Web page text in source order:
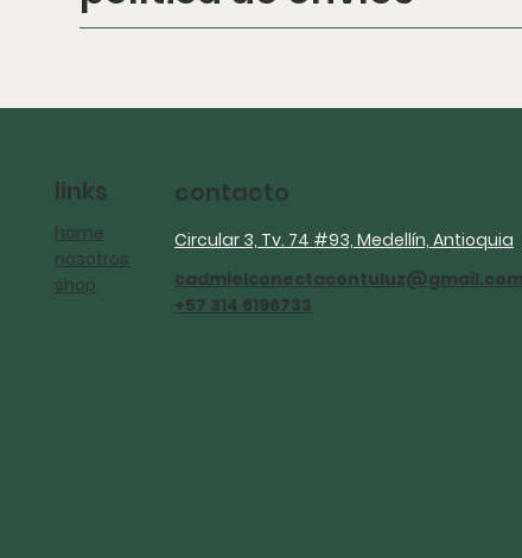
links
home
nosotros
shop
contacto
cadmielconectacontuluz@gmail.com
+57 314 6196733
Circular 3, Tv. 74 #93, Medellín, Antioquia